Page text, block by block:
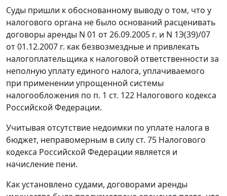
Суды пришли к обоснованному выводу о том, что у
налогового органа не было оснований расценивать
договоры аренды N 01 от 26.09.2005 г. и N 1Э(39)/07
от 01.12.2007 г. как безвозмездные и привлекать
налогоплательщика к налоговой ответственности за
неполную уплату единого налога, уплачиваемого
при применении упрощенной системы
налогообложения по п. 1 ст. 122 Налогового кодекса
Российской Федерации.
Учитывая отсутствие недоимки по уплате налога в
бюджет, неправомерным в силу ст. 75 Налогового
кодекса Российской Федерации является и
начисление пени.
Как установлено судами, договорами аренды